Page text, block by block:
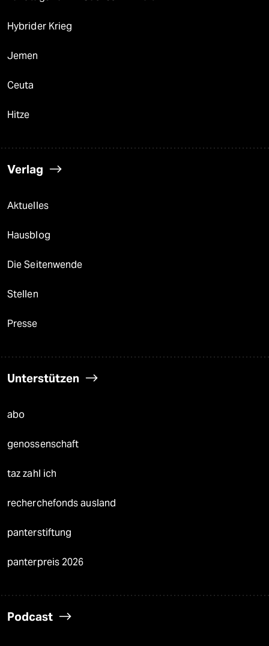
Hybrider Krieg
Jemen
Ceuta
Hitze
Verlag
Aktuelles
Hausblog
Die Seitenwende
Stellen
Presse
Unterstützen
abo
genossenschaft
taz zahl ich
recherchefonds ausland
panterstiftung
panterpreis 2026
Podcast